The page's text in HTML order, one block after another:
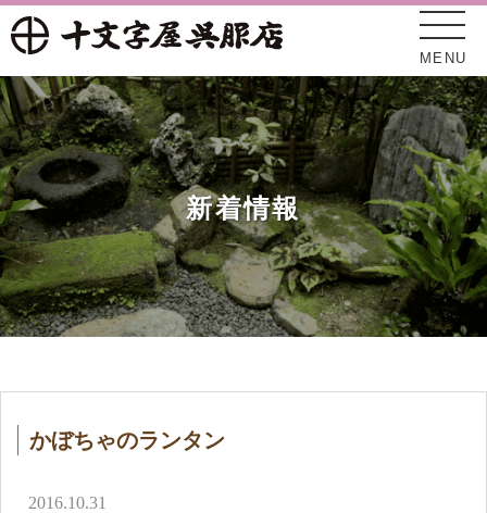
MENU
新着情報
十文字屋について
オンラインショップ
アクセス
新着情報
かぼちゃのランタン
2016.10.31